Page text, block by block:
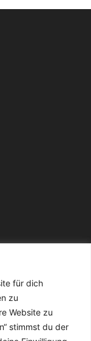
für dich
zu
Website zu
stimmst du der